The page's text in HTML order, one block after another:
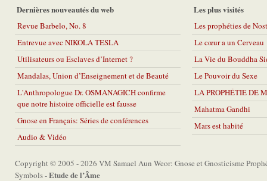
Dernières nouveautés du web
Revue Barbelo, No. 8
Entrevue avec NIKOLA TESLA
Utilisateurs ou Esclaves d’Internet ?
Mandalas, Union d’Enseignement et de Beauté
L'Anthropologue Dr. OSMANAGICH confirme
que notre histoire officielle est fausse
Gnose en Français: Séries de conférences
Audio & Vidéo
Les plus visités
Les prophéties de
Le cœur a un Cerveau
La Vie du Bouddha
Le Pouvoir du Sexe
LA PROPHÉTIE DE
Mahatma Gandhi
Mars est habité
Copyright © 2005 - 2026 VM Samael Aun Weor: Gnose et Gnosticisme
Symbols -Etude de l’Âme